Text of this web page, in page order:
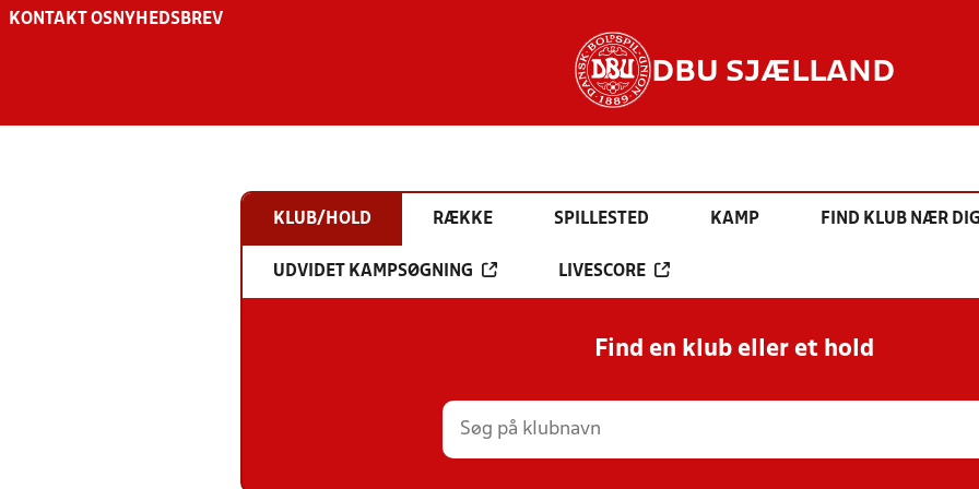
KONTAKT OS NYHEDSBREV
DBU SJÆLLAND
KLUB/HOLD RÆKKE SPILLESTED KAMP FIND KLUB NÆR
UDVIDET KAMPSØGNING LIVESCORE
Find en klub eller et hold